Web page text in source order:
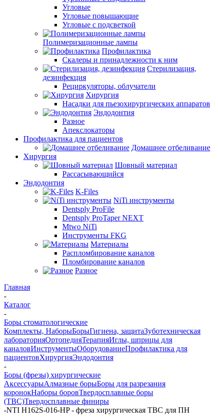
Угловые
Угловые повышающие
Угловые с подсветкой
Полимеризационные лампы
Профилактика
Скалеры и принадлежности к ним
Стерилизация,
дезинфекция
Рециркуляторы, облучатели
Хирургия
Насадки для пьезохирургических аппаратов
Эндодонтия
Разное
Апекслокаторы
Профилактика для пациентов
Домашнее отбеливание
Хирургия
Шовный материал
Рассасывающийся
Эндодонтия
K-Files
NiTi инструменты
Dentsply ProFile
Dentsply ProTaper NEXT
Mtwo NiTi
Инструменты FKG
Материалы
Распломбирование каналов
Пломбирование каналов
Разное
Главная
-
Каталог
-
Боры стоматологические
Комплекты, НаборыБорыГигиена, защитаЗуботехническая
лабораторияОртопедияТерапияИглы, шприцы для
каналовИнструментыОборудованиеПрофилактика для
пациентовХирургияЭндодонтия
-
Боры (фрезы) хирургические
АксессуарыАлмазные борыБоры для разрезания
коронокНаборы боровТвердосплавные боры
(ТВС)Твердосплавные финиры
-NTI H162S-016-HP - фреза хирургическая ТВС для ПН